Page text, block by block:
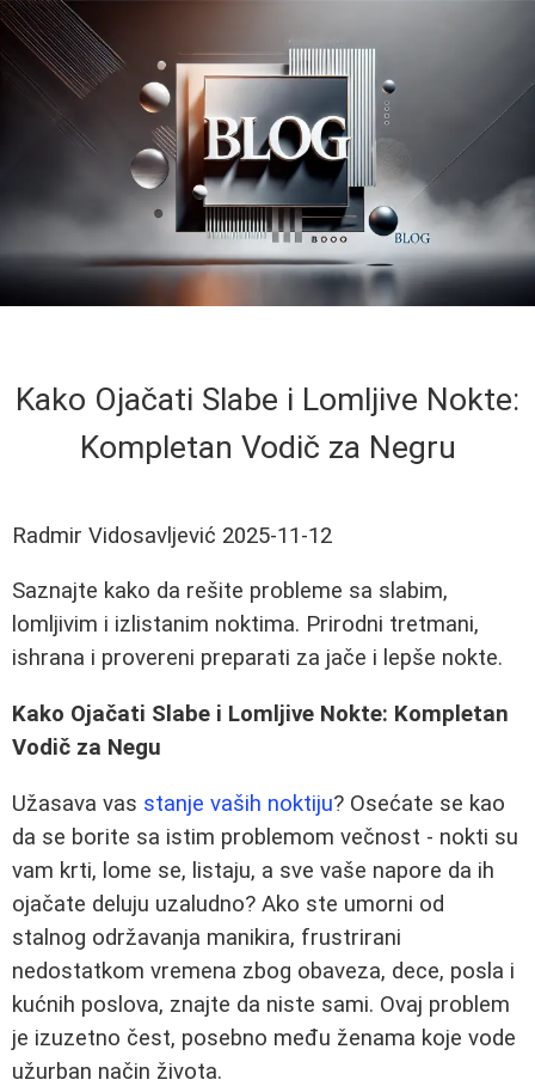
Kako Ojačati Slabe i Lomljive Nokte:
Kompletan Vodič za Negru
Radmir Vidosavljević 2025-11-12
Saznajte kako da rešite probleme sa slabim,
lomljivim i izlistanim noktima. Prirodni tretmani,
ishrana i provereni preparati za jače i lepše nokte.
Kako Ojačati Slabe i Lomljive Nokte: Kompletan
Vodič za Negu
Užasava vas stanje vaših noktiju? Osećate se kao
da se borite sa istim problemom večnost - nokti su
vam krti, lome se, listaju, a sve vaše napore da ih
ojačate deluju uzaludno? Ako ste umorni od
stalnog održavanja manikira, frustrirani
nedostatkom vremena zbog obaveza, dece, posla i
kućnih poslova, znajte da niste sami. Ovaj problem
je izuzetno čest, posebno među ženama koje vode
užurban način života.